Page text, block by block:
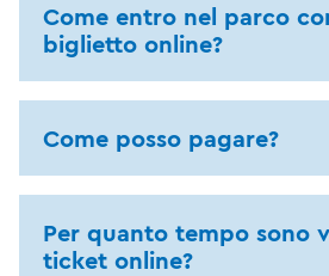
Come entro nel parco
biglietto online?
Come posso pagare?
Per quanto tempo sono
ticket online?